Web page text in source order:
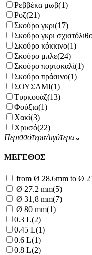
Ρεββέκα μωβ(1)
Ροζ(21)
Σκούρο γκρι(17)
Σκούρο γκρι
Σκούρο κόκκινο(1)
Σκούρο μπλε(24)
Σκούρο πορτοκαλί(1)
Σκούρο πράσινο(1)
ΣΟΥΣΑΜΙ(1)
Τυρκουάζ(13)
Φούξια(1)
Χακί(3)
Χρυσό(22)
ΠερισσότεραΛιγότερα⌄
ΜΕΓΕΘΟΣ
from Ø 28.6mm to Ø
Ø 27.2 mm(5)
Ø 31,8 mm(7)
Ø 80 mm(1)
0.3 L(2)
0.45 L(1)
0.6 L(1)
0.8 L(2)